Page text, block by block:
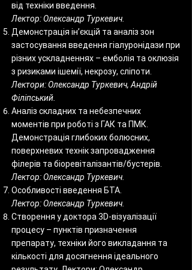
від техніки введення.
Лектор: Олександр Туркевич.
Демонстрація інʼєкцій та аналіз зон
застосування введення гіалуронідази при
різних ускладненнях – емболія та оклюзія
з ризиками ішемії, некрозу, сліпоти.
Лектори: Олександр Туркевич, Андрій
Філіпський.
Аналіз складних та небезпечних
моментів при роботі з ГАК та ПМК.
Демонстрація глибоких болюсних,
поверхневих технік запровадження
філерів та біоревіталізантів/бустерів.
Лектор: Олександр Туркевич.
Особливості введення БТА.
Лектор: Олександр Туркевич.
Створення у доктора 3D-візуалізації
процесу – пунктів призначення
препарату, техніки його викладання та
кількості для досягнення ідеального